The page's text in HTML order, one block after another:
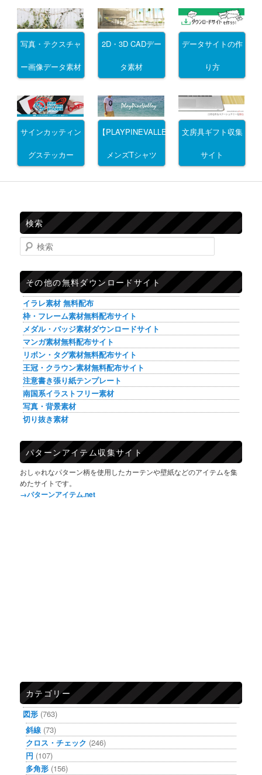
写真・テクスチャ
ー画像データ素材
2D・3D CADデー
タ素材
データサイトの作
り方
サインカッティン
グステッカー
【PLAYPINEVALLEY】
メンズTシャツ
文房具ギフト収集
サイト
検索
検索
その他の無料ダウンロードサイト
イラレ素材 無料配布
枠・フレーム素材無料配布サイト
メダル・バッジ素材ダウンロードサイト
マンガ素材無料配布サイト
リボン・タグ素材無料配布サイト
王冠・クラウン素材無料配布サイト
注意書き張り紙テンプレート
南国系イラストフリー素材
写真・背景素材
切り抜き素材
パターンアイテム収集サイト
おしゃれなパターン柄を使用したカーテンや壁紙などのアイテムを集
めたサイトです。
→パターンアイテム.net
カテゴリー
図形 (763)
斜線 (73)
クロス・チェック (246)
円 (107)
多角形 (156)